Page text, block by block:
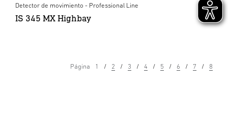
Detector de movimiento - Professional Line
IS 345 MX Highbay
Página 1 2 3 4 5 6 7 8